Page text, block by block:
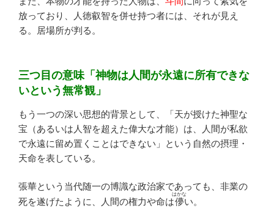
放っており、人徳叡智を併せ持つ者には、それが見え
る。居場所が判る。
三つ目の意味「神物は人間が永遠に所有できな
いという無常観」
もう一つの深い思想的背景として、「天が授けた神聖な
宝（あるいは人智を超えた偉大な才能）は、人間が私欲
で永遠に留め置くことはできない」という自然の摂理・
天命を表している。
張華という当代随一の博識な政治家であっても、非業の
死を遂げたように、人間の権力や命は儚
はかな
い。